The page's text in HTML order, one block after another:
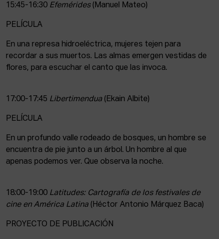
15:45-16:30 Efemérides(Manuel Mateo)
PELÍCULA
En una represa hidroeléctrica, mujeres tejen para
recordar a sus muertos. Las almas emergen vestidas de
flores, para escuchar el canto que las invoca.
17:00-17:45 Libertimendua (Ekain Albite)
PELÍCULA
En un profundo valle rodeado de bosques, un hombre se
encuentra de pie junto a un árbol. Un hombre al que
apenas podemos ver. Que observa la noche.
18:00-19:00 Latitudes: Cartografía de los festivales de
cine en América Latina (Héctor Antonio Márquez Baca)
PROYECTO DE PUBLICACIÓN